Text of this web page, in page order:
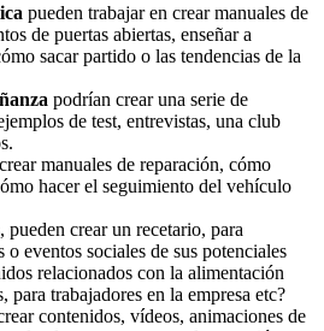
pueden trabajar en crear manuales de
de puertas abiertas, enseñar a
sacar partido o las tendencias de la
podrían crear una serie de
de test, entrevistas, una club
manuales de reparación, cómo
hacer el seguimiento del vehículo
, pueden crear un recetario, para
o eventos sociales de sus potenciales
relacionados con la alimentación
para trabajadores en la empresa etc?
contenidos, vídeos, animaciones de